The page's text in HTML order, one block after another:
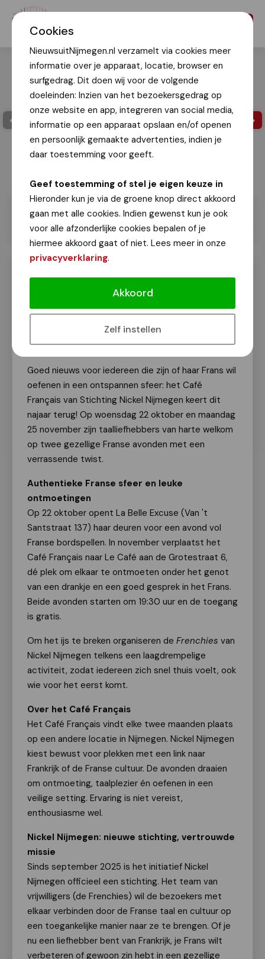
Cookies
NieuwsuitNijmegen.nl verzamelt via cookies meer
informatie over je apparaat, locatie, browser en
surfgedrag. Dit doen wij voor de volgende
doeleinden: Inzien van het bezoekersgedrag op
onze website en app, integreren van social media,
informatie op een apparaat opslaan en/of openen
en persoonlijk gemaakte advertenties, indien je
daar toestemming voor geeft.
Geef toestemming of stel je eigen keuze in
Hieronder kun je via de groene knop direct akkoord
gaan met alle cookies. Indien gewenst kun je ook
voor alle afzonderlijke cookies bepalen of je
hiermee akkoord gaat of niet. Lees meer in onze
privacyverklaring.
Akkoord
Zelf instellen
Stichting Nickel Nijmegen brengt
Frans en gezelligheid samen in het
'Café Français'
Van onze redactie
17 oktober 2025
Goed nieuws voor iedereen die zijn of haar Frans wil
oefenen in een ontspannen sfeer: het Café
Français van Stichting Nickel Nijmegen keert dit
najaar terug! Op woensdag 22 oktober en maandag
25 november zijn taalliefhebbers van harte welkom
op twee gezellige Franse avonden met een
verrassende twist.
Authentieke Franse sfeer en leuke
ontmoetingen
Op 22 oktober opent La Belle Excuse (Van 't
Santstraat 137) haar deuren voor een avond vol
Franse bordspellen. In november verplaatst het
Café Français naar Le Café aan de Grotestraat 6,
dé plek om elkaar te ontmoeten onder het genot
van een drankje en een goed gesprek in het Frans.
Beide avonden starten om 19:30 uur en de toegang
is gratis.
Om het ijs te breken organiseren de Frenchies van
Nickel Nijmegen telkens een laagdrempelige
activiteit, zodat iedereen zich snel thuis voelt, ook
wie voor het eerst komt.
Over het Café Français
Het Café Français vindt elke twee maanden plaats
op een andere locatie in Nijmegen. Nickel Nijmegen
kiest bewust voor plekken met een link naar
Frankrijk of de Franse cultuur. De avonden draaien
om ontmoeting, taalplezier én oefenen in een
veilige setting. Ervaring is niet vereist,
enthousiasme wel.
Nickel Nijmegen: nieuwe stichting, vertrouwde
missie
Sinds september 2025 is het initiatief Nickel
Nijmegen officieel een stichting. Het team van
vrijwilligers (de Frenchies) wil de bezoekers met
elkaar verbinden door de Franse taal en cultuur op
een toegankelijke manier naar ze te brengen. Of je
nu een liefhebber bent van Frankrijk, je Frans wilt
verbeteren of gewoon zin hebt in een gezellige